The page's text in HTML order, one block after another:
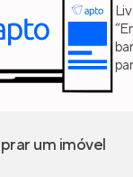
um imóvel